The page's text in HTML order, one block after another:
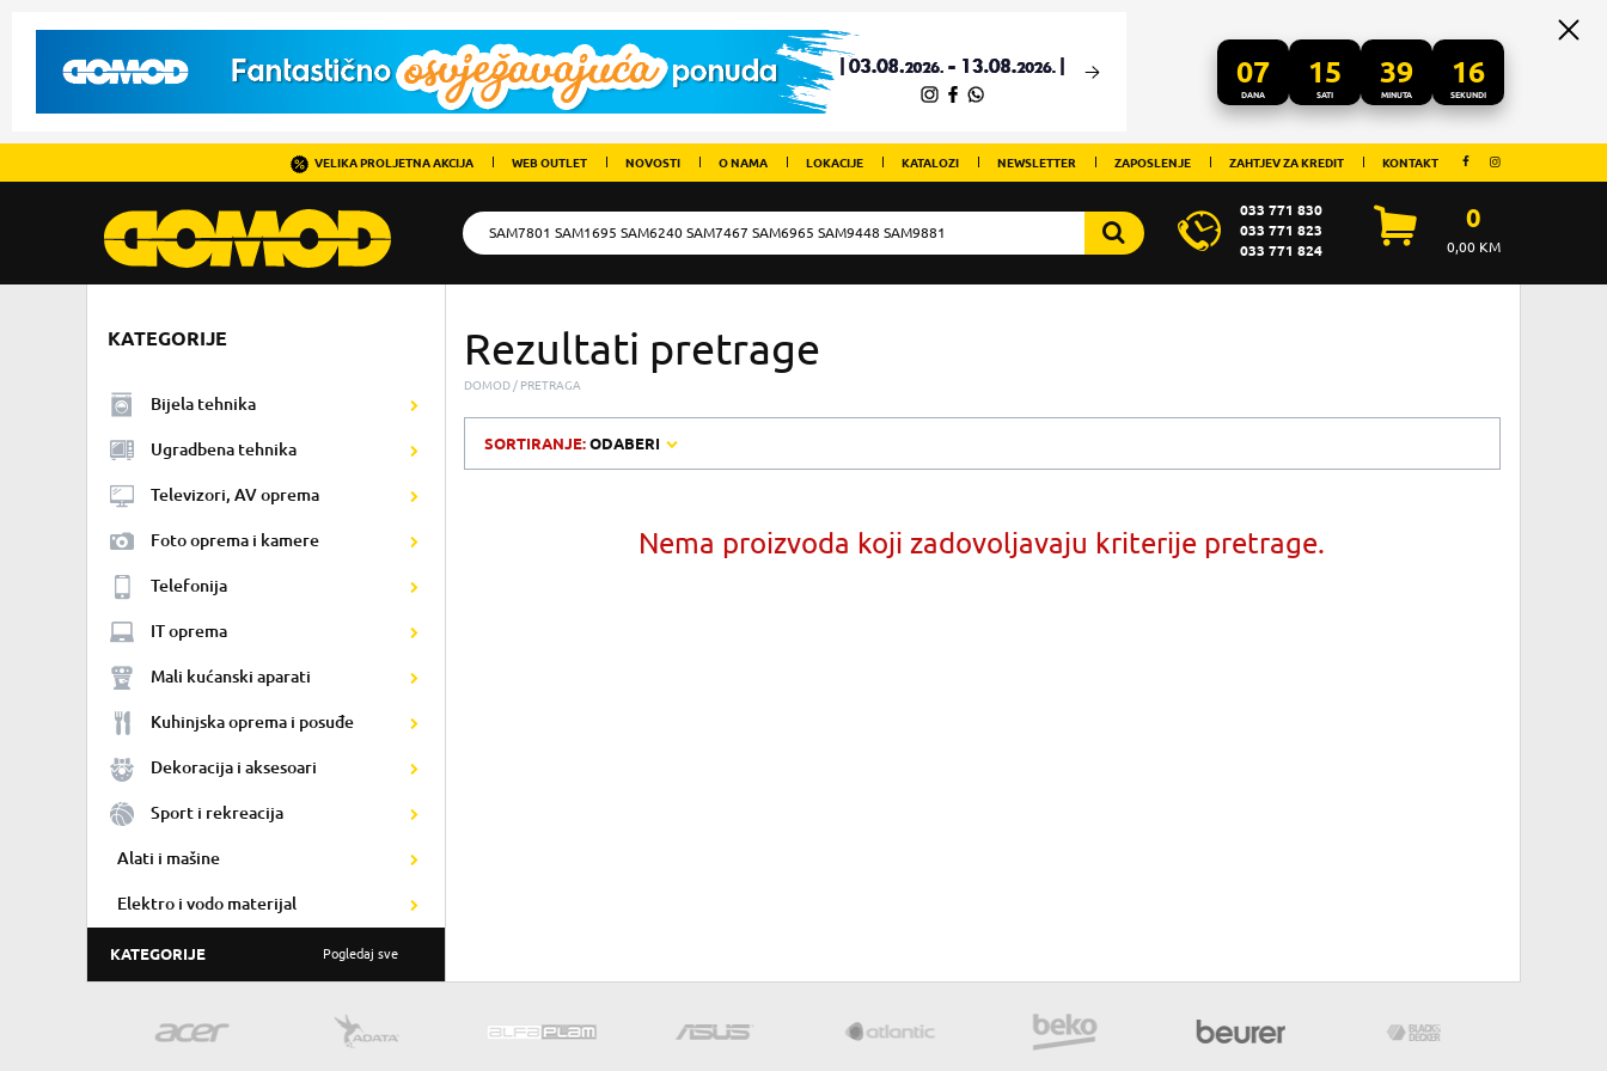
07
DANA
15
SATI
39
MINUTA
16
SEKUNDI
VELIKA PROLJETNA AKCIJA WEB OUTLET NOVOSTI O NAMA LOKACIJE KATALOZI NEWSLETTER ZAPOSLENJE ZAHTJEV ZA KREDIT KONTAKT
033 771 830
033 771 823
033 771 824
0
0,00KM
KATEGORIJE
Bijela tehnika
Ugradbena tehnika
Televizori, AV oprema
Foto oprema i kamere
Telefonija
IT oprema
Mali kućanski aparati
Kuhinjska oprema i posuđe
Dekoracija i aksesoari
Sport i rekreacija
Alati i mašine
Elektro i vodo materijal
KATEGORIJE Pogledaj sve
Rezultati pretrage
DOMOD PRETRAGA
SORTIRANJE:ODABERI
Nema proizvoda koji zadovoljavaju kriterije pretrage.